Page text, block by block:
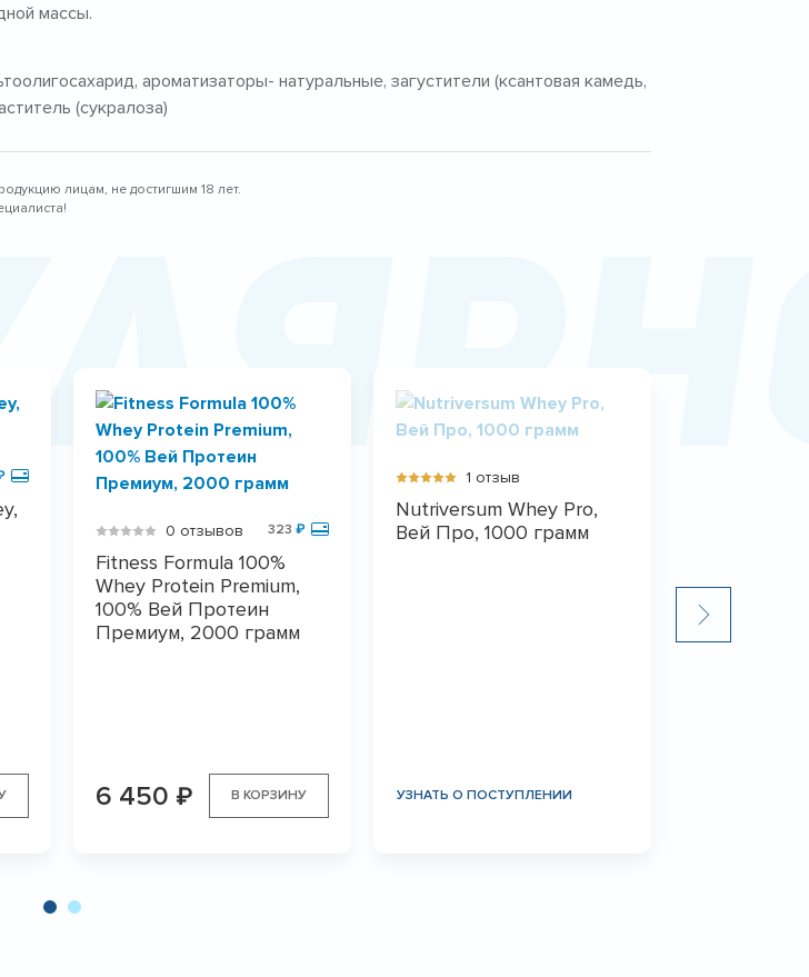
массы.
ароматизаторы- натуральные, загустители (ксантовая камедь,
(сукралоза)
лицам, не достигшим 18 лет.
0 отзывов 323 ₽
Fitness Formula 100%
Whey Protein Premium,
100% Вей Протеин
Премиум, 2000 грамм
6 450 ₽ В КОРЗИНУ
1 отзыв
Nutriversum Whey Pro,
Вей Про, 1000 грамм
УЗНАТЬ О ПОСТУПЛЕНИИ